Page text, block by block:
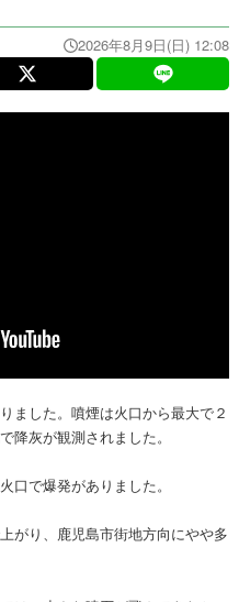
2026年8月9日(日) 12:08
ました。噴煙は火口から最大で２
降灰が観測されました。
口で爆発がありました。
がり、鹿児島市街地方向にやや多